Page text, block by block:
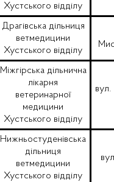
Хустського відділу
Драгівська дільниця
ветмедицини
Хустського відділу
Міжгірська дільнична
лікарня
ветеринарної
медицини
Хустського відділу
Нижньостуденівська
дільниця
ветмедицини
Хустського відділу